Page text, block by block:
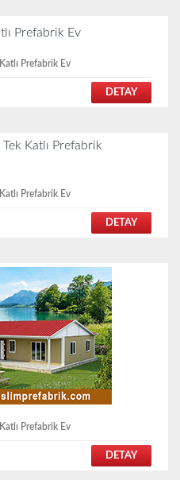
Prefabrik Ev
DETAY
Prefabrik Ev
DETAY
Prefabrik Ev
DETAY